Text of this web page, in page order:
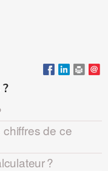
de ce
?